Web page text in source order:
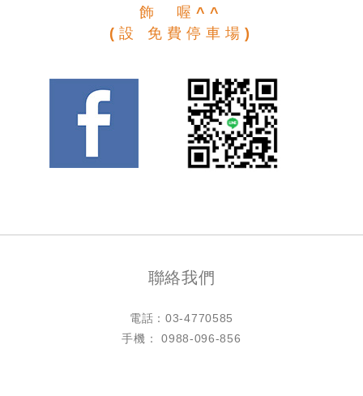
飾 喔^^
(設 免費停車場)
聯絡我們
電話：03-4770585
手機： 0988-096-856